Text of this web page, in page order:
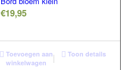
€19,95
Toevoegen aan
winkelwagen
Toon details